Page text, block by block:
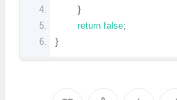
}
return false;
}